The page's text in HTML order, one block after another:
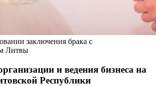
заключения брака с
Литвы
и ведения бизнеса на
Республики